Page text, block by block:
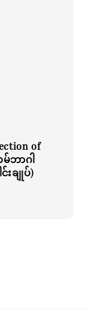
of
ဘာဂါ
းချုပ်)